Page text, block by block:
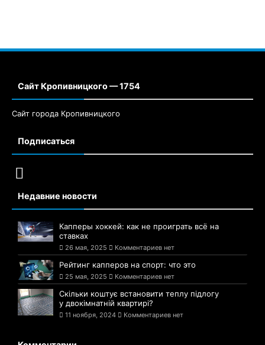
Сайт Кропивницкого — 1754
Сайт города Кропивницкого
Подписаться
Недавние новости
Капперы хоккей: как не проиграть всё на
ставках
26 мая, 2025 Комментариев нет
Рейтинг капперов на спорт: что это
25 мая, 2025 Комментариев нет
Скільки коштує встановити теплу підлогу
у двокімнатній квартирі?
11 ноября, 2024 Комментариев нет